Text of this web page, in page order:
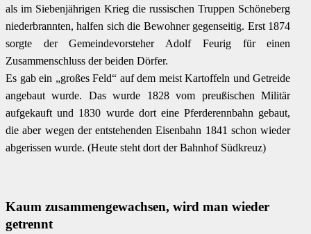
als im Siebenjährigen Krieg die russischen Truppen Schöneberg
niederbrannten, halfen sich die Bewohner gegenseitig. Erst 1874
sorgte der Gemeindevorsteher Adolf Feurig für einen
Zusammenschluss der beiden Dörfer.
Es gab ein „großes Feld“ auf dem meist Kartoffeln und Getreide
angebaut wurde. Das wurde 1828 vom preußischen Militär
aufgekauft und 1830 wurde dort eine Pferderennbahn gebaut,
die aber wegen der entstehenden Eisenbahn 1841 schon wieder
abgerissen wurde. (Heute steht dort der Bahnhof Südkreuz)
Kaum zusammengewachsen, wird man wieder
getrennt